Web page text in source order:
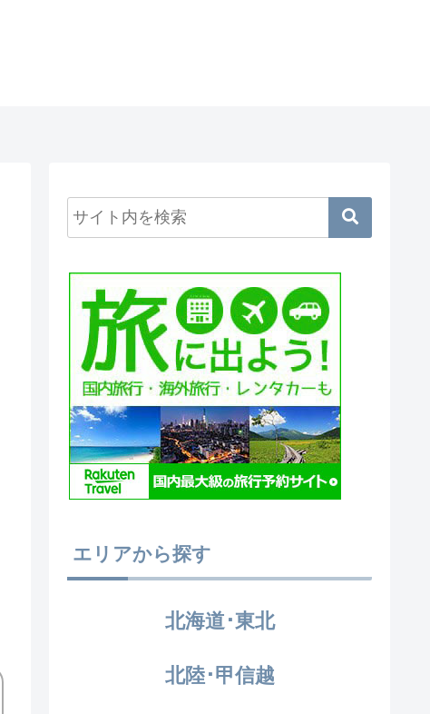
エリアから探す
北海道･東北
北陸･甲信越